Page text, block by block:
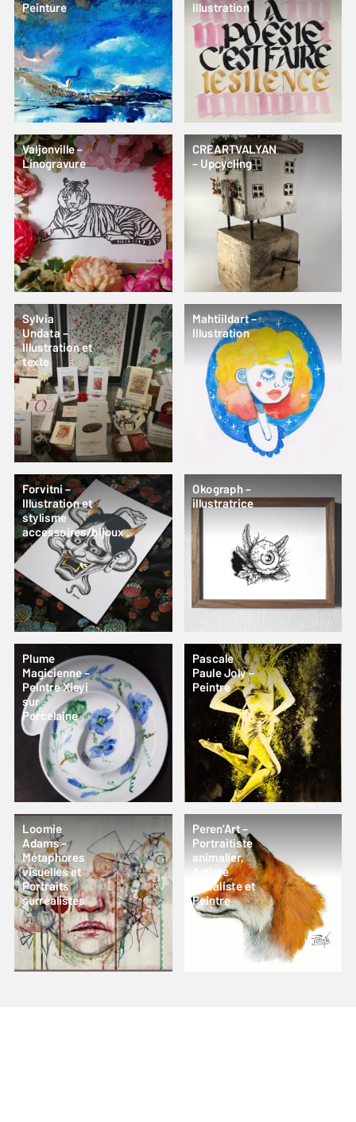
Peinture
Illustration
Valjonville –
Linogravure
CREARTVALYAN
– Upcycling
Sylvia
Undata –
Illustration et
texte
Mahtiildart –
Illustration
Forvitni –
Illustration et
stylisme
accessoires/bijoux
Okograph –
illustratrice
Plume
Magicienne –
Peintre Xieyi
sur
Porcelaine
Pascale
Paule Joly –
Peintre
Loomie
Adams –
Métaphores
visuelles et
Portraits
surréalistes
Peren’Art –
Portraitiste
animalier,
Artiste
muraliste et
Peintre